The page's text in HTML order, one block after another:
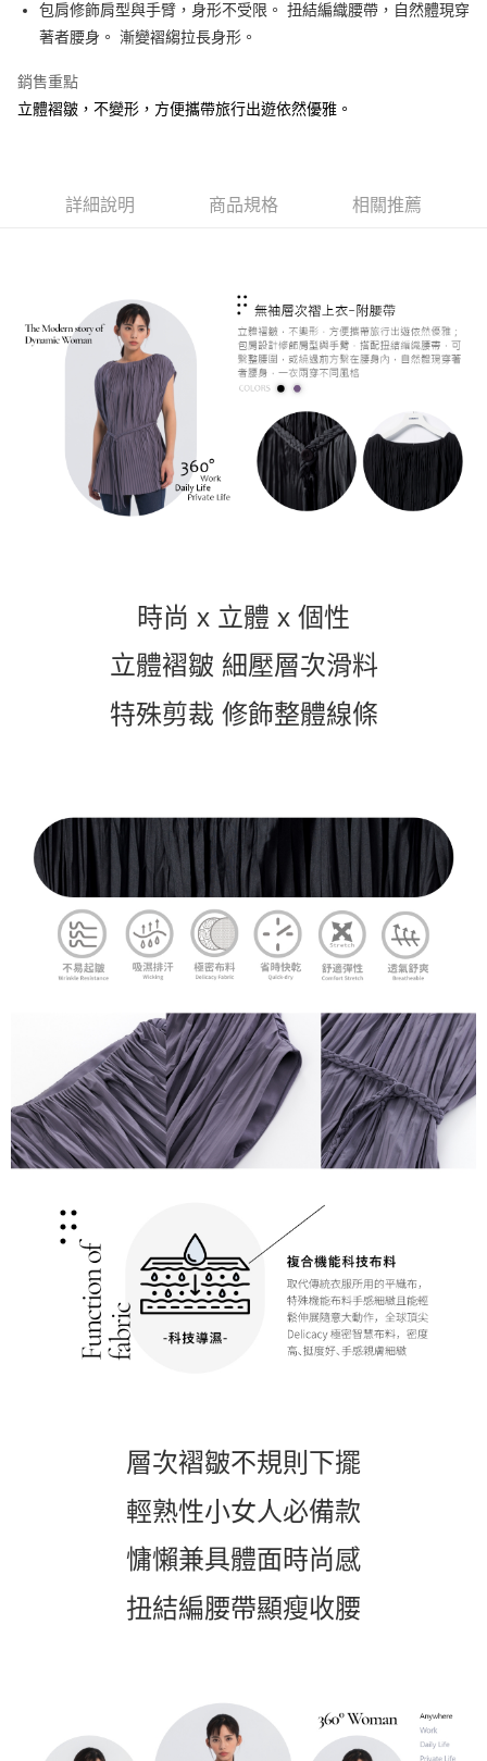
Apple Pay
悠遊付
Google Pay
全家取貨付款
每筆NT$60，滿NT$1,000(含以上)免運費
7-11取貨付款
每筆NT$60，滿NT$1,000(含以上)免運費
付款後7-11取貨
每筆NT$60，滿NT$1,000(含以上)免運費
每筆NT$120，滿NT$1,000(含以上)免運費
包肩修飾肩型與手臂，身形不受限。 扭結編織腰帶，自然體現穿
著者腰身。 漸變褶縐拉長身形。
銷售重點
立體褶皺，不變形，方便攜帶旅行出遊依然優雅。
詳細說明 商品規格 相關推薦
時尚 x 立體 x 個性
立體褶皺 細壓層次滑料
特殊剪裁 修飾整體線條
層次褶皺不規則下擺
輕熟性小女人必備款
慵懶兼具體面時尚感
扭結編腰帶顯瘦收腰